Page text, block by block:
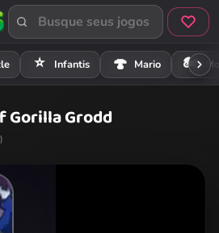
⭐ Infantis 🍄 Mario 🏍️
Gorilla Grodd